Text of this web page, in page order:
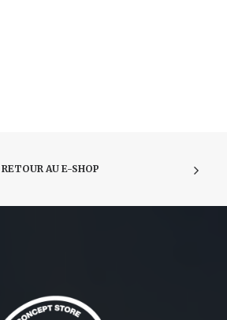
RETOUR AU E-SHOP